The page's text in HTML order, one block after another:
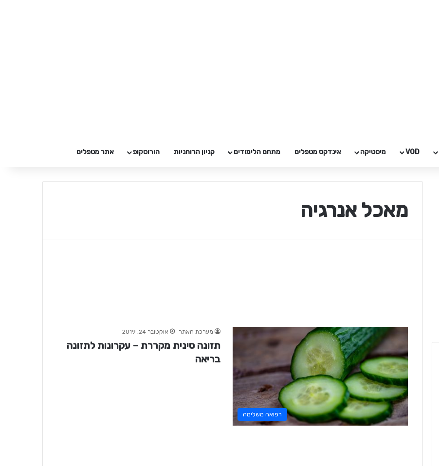
VOD מיסטיקה אינדקס מטפלים מתחם הלימודים קניון הרוחניות הורוסקופ אתר מטפלים
מאכל אנרגיה
רפואה משלימה
מערכת האתר אוקטובר 24, 2019
תזונה סינית מקררת – עקרונות לתזונה
בריאה